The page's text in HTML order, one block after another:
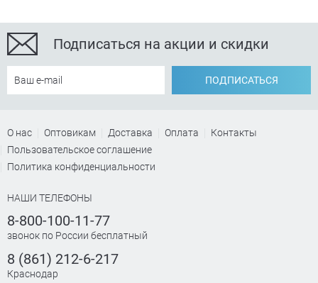
30 мм
Подписаться на акции и скидки
ПОДПИСАТЬСЯ
О нас Оптовикам Доставка Оплата
Контакты
Пользовательское соглашение
Политика конфиденциальности
НАШИ ТЕЛЕФОНЫ
8-800-100-11-77
звонок по России бесплатный
8 (861) 212-6-217
Краснодар